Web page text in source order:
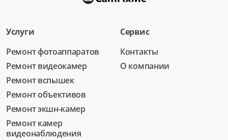
Услуги
Ремонт фотоаппаратов
Ремонт видеокамер
Ремонт вспышек
Ремонт объективов
Ремонт экшн-камер
Ремонт камер
видеонаблюдения
Сервис
Контакты
О компании